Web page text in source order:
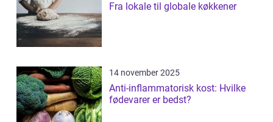
Fra lokale til globale køkkener
14 november 2025
Anti-inflammatorisk kost: Hvilke
fødevarer er bedst?